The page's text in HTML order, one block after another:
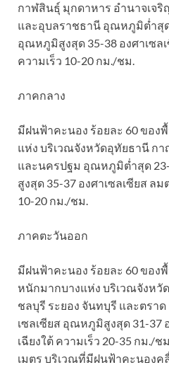
กาฬสินธุ์ มุกดาหาร อำนาจเจ
และอุบลราชธานี อุณหภูมิต่ำสุด
อุณหภูมิสูงสุด 35-38 องศาเซล
ความเร็ว 10-20 กม./ชม.
ภาคกลาง
มีฝนฟ้าคะนอง ร้อยละ 60 ขอ
แห่ง บริเวณจังหวัดอุทัยธานี ก
และนครปฐม อุณหภูมิต่ำสุด
สูงสุด 35-37 องศาเซลเซียส ล
10-20 กม./ชม.
ภาคตะวันออก
มีฝนฟ้าคะนอง ร้อยละ 60 ขอ
หนักมากบางแห่ง บริเวณจังหวั
ชลบุรี ระยอง จันทบุรี และตรา
เซลเซียส อุณหภูมิสูงสุด 31-37
เฉียงใต้ ความเร็ว 20-35 กม./
เมตร บริเวณที่มีฝนฟ้าคะนองค